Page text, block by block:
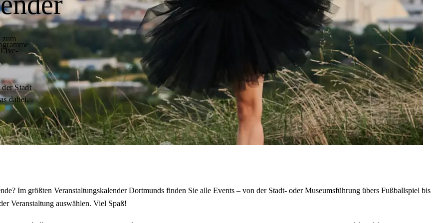
Live-
Stadt
dabei.
Im größten Veranstaltungskalender Dortmunds finden Sie alle Events – von der Stadt- oder Museumsführung übers Fußballspiel bis
Veranstaltung auswählen. Viel Spaß!